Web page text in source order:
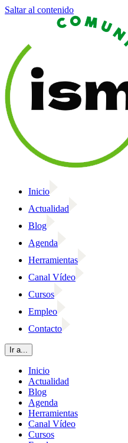
Saltar al contenido
Inicio
Actualidad
Blog
Agenda
Herramientas
Canal Vídeo
Cursos
Empleo
Contacto
Ir a...
Inicio
Actualidad
Blog
Agenda
Herramientas
Canal Vídeo
Cursos